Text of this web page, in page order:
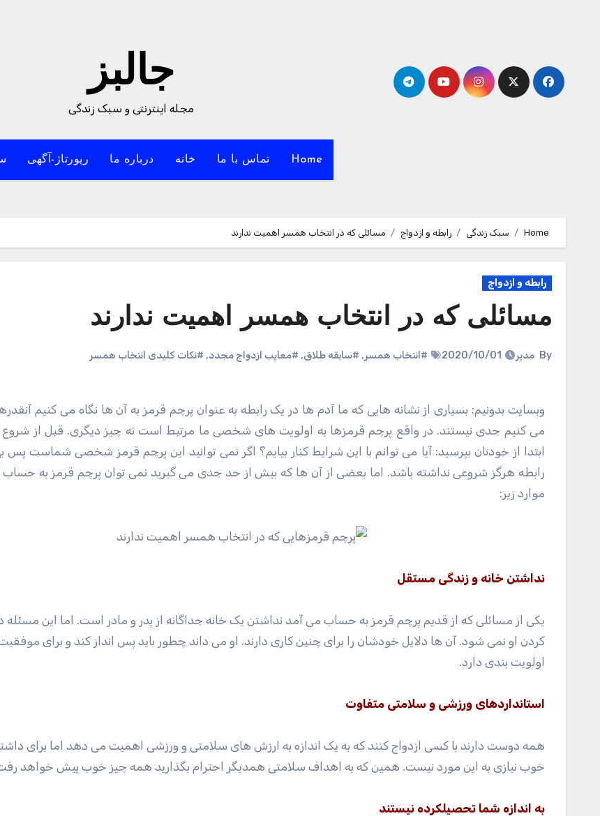
جالبز
مجله اینترنتی و سبک زندگی
Home تماس با ما خانه درباره ما رپورتاژ-آگهی
Home سبک زندگی رابطه و ازدواج مسائلی که در انتخاب همسر اهمیت ندارند
رابطه و ازدواج
مسائلی که در انتخاب همسر اهمیت ندارند
By مدیر 2020/10/01 #انتخاب همسر, #سابقه طلاق, #معایب ازدواج مجدد, #نکات کلیدی انتخاب همسر
وبسایت بدونیم: بسیاری از نشانه هایی که ما آدم ها در یک رابطه به عنوان پرچم قرمز به آن ها نگاه می کنیم آنقدرها هم که فکر
می کنیم جدی نیستند. در واقع پرچم قرمزها به اولویت های شخصی ما مرتبط است نه چیز دیگری. قبل از شروع
ابتدا از خودتان بپرسید: آیا می توانم با این شرایط کنار بیایم؟ اگر نمی توانید این پرچم قرمز شخصی شماست پس
رابطه هرگز شروعی نداشته باشد. اما بعضی از آن ها که بیش از حد جدی می گیرید نمی توان پرچم قرمز به حساب
موارد زیر:
نداشتن خانه و زندگی مستقل
یکی از مسائلی که از قدیم پرچم قرمز به حساب می آمد نداشتن یک خانه جداگانه از پدر و مادر است. اما این مسئله
کردن او نمی شود. آن ها دلایل خودشان را برای چنین کاری دارند. او می داند چطور باید پس انداز کند و برای
اولویت بندی دارد.
استانداردهای ورزشی و سلامتی متفاوت
همه دوست دارند با کسی ازدواج کنند که به یک اندازه به ارزش های سلامتی و ورزشی اهمیت می دهد اما برای
خوب نیازی به این مورد نیست. همین که به اهداف سلامتی همدیگر احترام بگذارید همه چیز خوب پیش خواهد
به اندازه شما تحصیلکرده نیستند